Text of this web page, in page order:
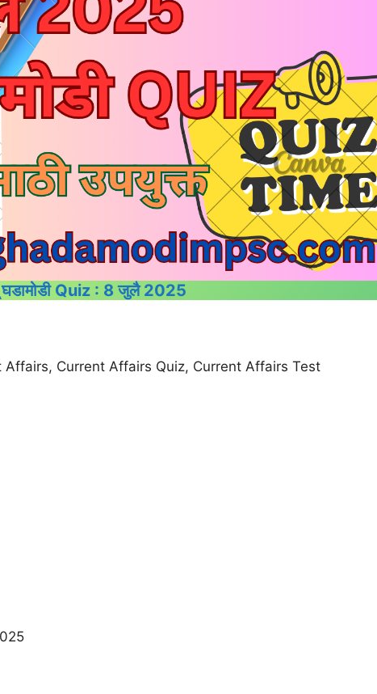
घडामोडी Quiz : 8 जुलै 2025
Current Affairs Quiz, Current Affairs Test